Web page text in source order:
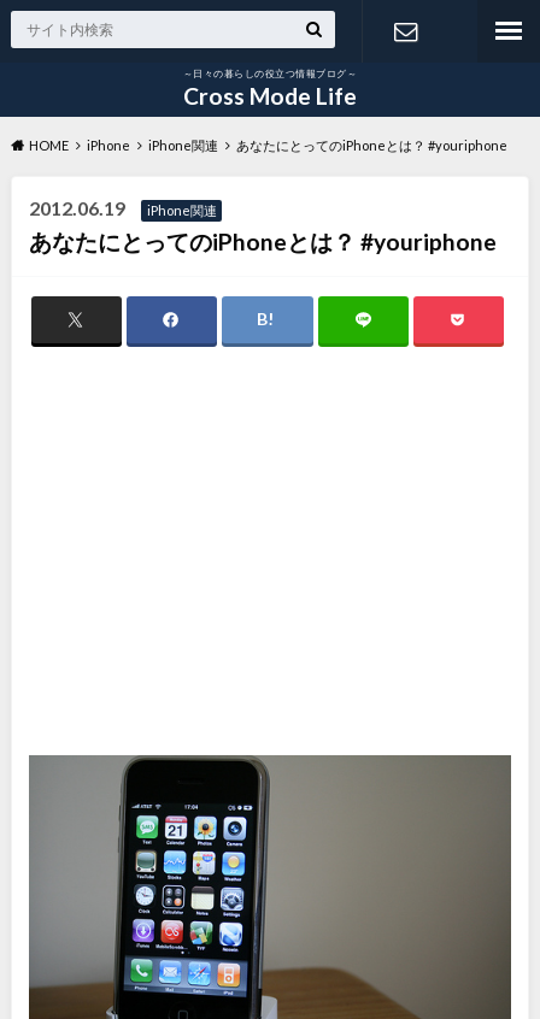
～日々の暮らしの役立つ情報ブログ～
Cross Mode Life
せ
HOME iPhone iPhone関連 あなたにとってのiPhoneとは？ #youriphone
2012.06.19 iPhone関連
あなたにとってのiPhoneとは？ #youriphone